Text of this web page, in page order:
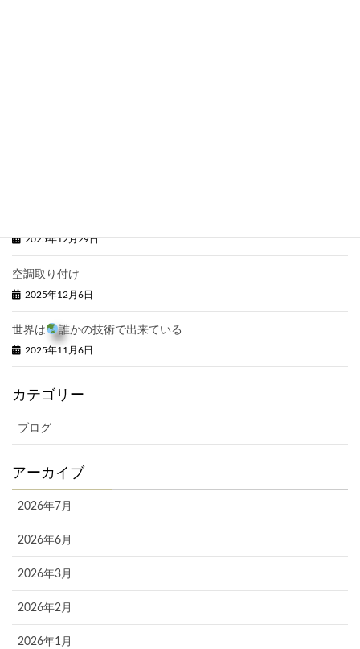
2025年12月29日
空調取り付け
2025年12月6日
世界は 誰かの技術で出来ている
2025年11月6日
カテゴリー
ブログ
アーカイブ
2026年7月
2026年6月
2026年3月
2026年2月
2026年1月